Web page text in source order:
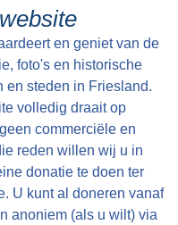
door den Koper
De
ramen,
18e eeuwse
ramen in goede
zegt vermoedelijk
van
de westzijde
Daarin hangt de
door
en geniet van de
foto's en historische
en steden in Friesland.
volledig draait op
commerciële en
reden willen wij u in
donatie te doen ter
U kunt al doneren vanaf
anoniem (als u wilt) via